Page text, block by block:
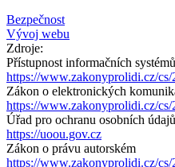
Bezpečnost
Vývoj webu
Zdroje:
Přístupnost informačních
https://www.zakonyprolidi.cz/cs/
Zákon o elektronických
https://www.zakonyprolidi.cz/cs/
Úřad pro ochranu osobních údajů
https://uoou.gov.cz
Zákon o právu autorském
https://www.zakonyprolidi.cz/cs/